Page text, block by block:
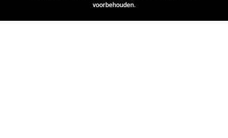
voorbehouden.